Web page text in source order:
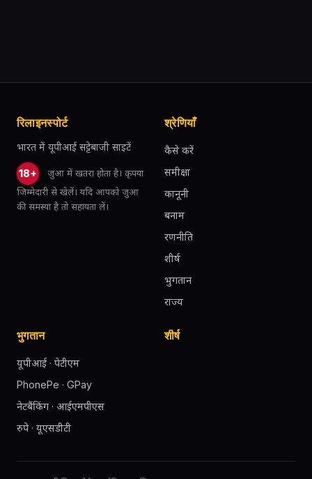
रिलाइनस्पोर्ट
भारत में यूपीआई सट्टेबाजी साइटें
18+
जुआ में खतरा होता है। कृपया
जिम्मेदारी से खेलें। यदि आपको जुआ
की समस्या है तो सहायता लें।
श्रेणियाँ
कैसे करें
समीक्षा
कानूनी
बनाम
रणनीति
शीर्ष
भुगतान
राज्य
भुगतान
यूपीआई · पेटीएम
PhonePe · GPay
नेटबैंकिंग · आईएमपीएस
रुपे · यूएसडीटी
शीर्ष